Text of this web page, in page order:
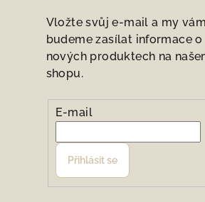
Vložte svůj e-mail a my vám
budeme zasílat informace o
nových produktech na
shopu.
E-mail
Přihlásit se